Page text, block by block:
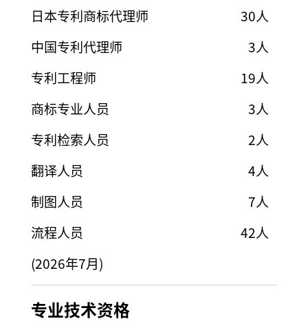
日本专利商标代理师
30人
中国专利代理师
3人
专利工程师
19人
商标专业人员
3人
专利检索人员
2人
翻译人员
4人
制图人员
7人
流程人员
42人
(2026年7月)
专业技术资格